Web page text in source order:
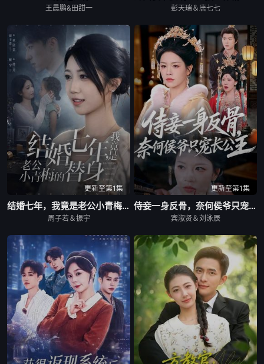
王晨鹏&田甜一 彭天瑞＆唐七七
更新至第1集
结婚七年，我竟是老公小青梅的替身
周子若＆振宇
更新至第1集
侍妾一身反骨，奈何侯爷只宠长公主
宾淑贤＆刘泳辰